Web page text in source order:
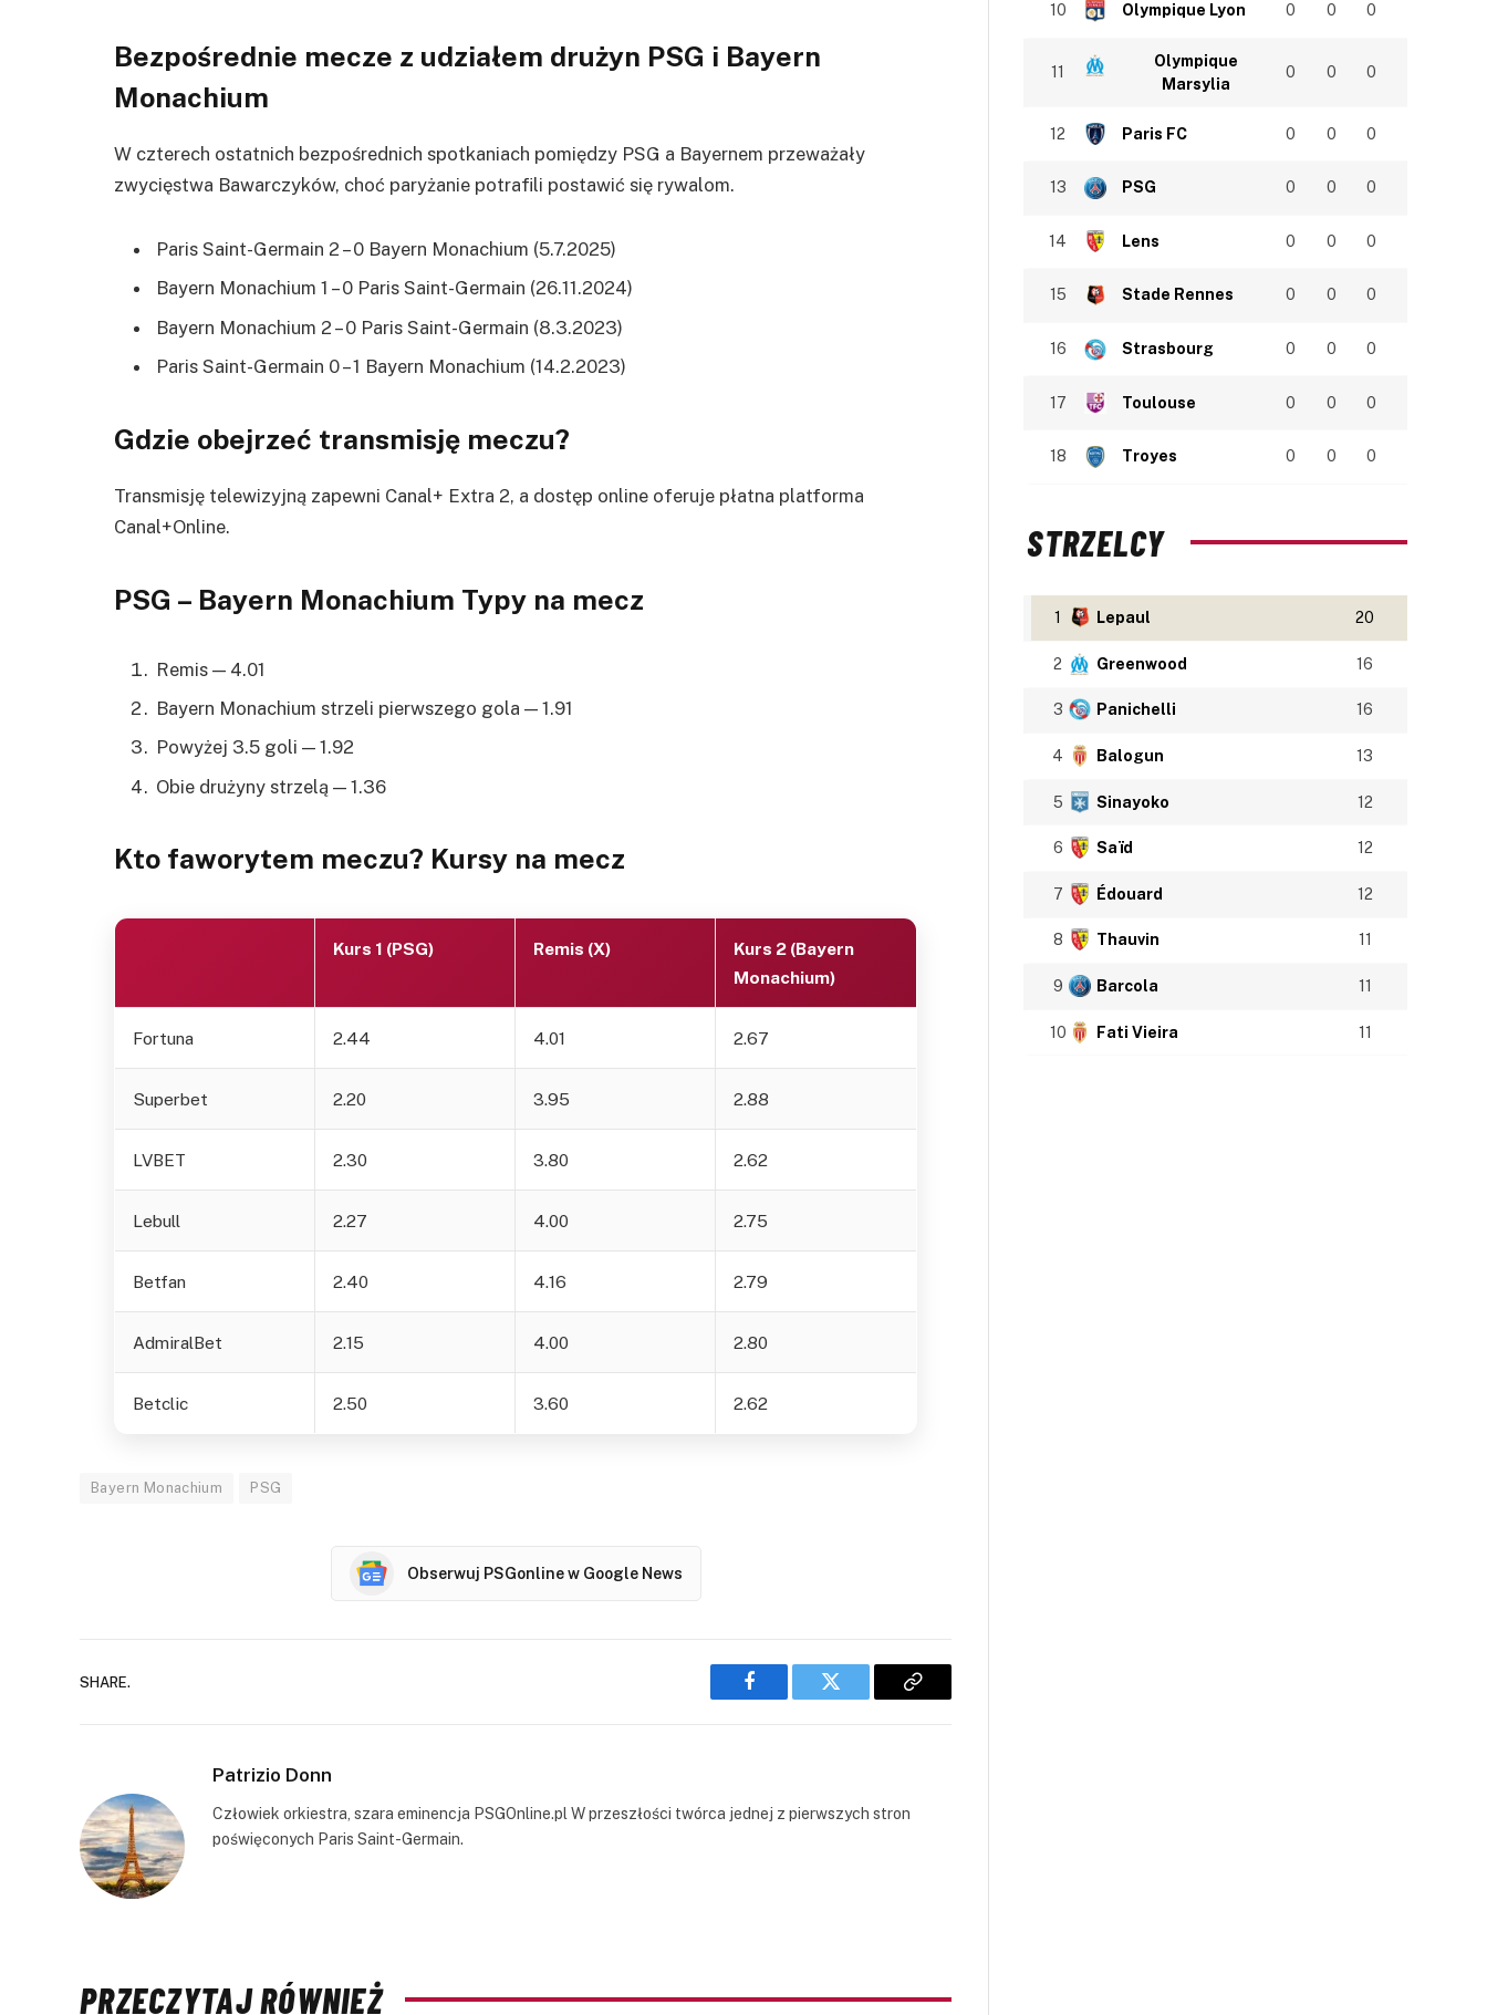
Bezpośrednie mecze z udziałem drużyn PSG i Bayern
Monachium
W czterech ostatnich bezpośrednich spotkaniach pomiędzy PSG a Bayernem przeważały
zwycięstwa Bawarczyków, choć paryżanie potrafili postawić się rywalom.
Paris Saint-Germain 2 – 0 Bayern Monachium (5.7.2025)
Bayern Monachium 1 – 0 Paris Saint-Germain (26.11.2024)
Bayern Monachium 2 – 0 Paris Saint-Germain (8.3.2023)
Paris Saint-Germain 0 – 1 Bayern Monachium (14.2.2023)
Gdzie obejrzeć transmisję meczu?
Transmisję telewizyjną zapewni Canal+ Extra 2, a dostęp online oferuje płatna platforma
Canal+Online.
PSG – Bayern Monachium Typy na mecz
Remis — 4.01
Bayern Monachium strzeli pierwszego gola — 1.91
Powyżej 3.5 goli — 1.92
Obie drużyny strzelą — 1.36
Kto faworytem meczu? Kursy na mecz
Kurs 1 (PSG) Remis (X)
Kurs 2 (Bayern
Monachium)
Fortuna 2.44 4.01 2.67
Superbet 2.20 3.95 2.88
LVBET 2.30 3.80 2.62
Lebull 2.27 4.00 2.75
Betfan 2.40 4.16 2.79
AdmiralBet 2.15 4.00 2.80
Betclic 2.50 3.60 2.62
Bayern Monachium PSG
Obserwuj PSGonline w Google News
SHARE.
Facebook Twitter
Copy
Patrizio Donn
Człowiek orkiestra, szara eminencja PSGOnline.pl W przeszłości twórca jednej z pierwszych stron
poświęconych Paris Saint-Germain.
PRZECZYTAJ RÓWNIEŻ
10 Olympique Lyon 0 0 0
11
Olympique
Marsylia
0 0 0
12 Paris FC 0 0 0
13 PSG 0 0 0
14 Lens 0 0 0
15 Stade Rennes 0 0 0
16 Strasbourg 0 0 0
17 Toulouse 0 0 0
18 Troyes 0 0 0
STRZELCY
1 Lepaul 20
2 Greenwood 16
3 Panichelli 16
4 Balogun 13
5 Sinayoko 12
6 Saïd 12
7 Édouard 12
8 Thauvin 11
9 Barcola 11
10 Fati Vieira 11